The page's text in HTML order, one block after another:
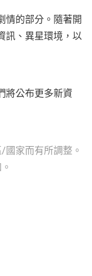
情的部分。隨著開
訊、異星環境，以
將公布更多新資
國家而有所調整。